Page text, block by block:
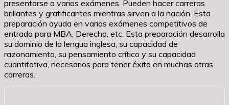
presentarse a varios exámenes. Pueden hacer carreras
brillantes y gratificantes mientras sirven a la nación. Esta
preparación ayuda en varios exámenes competitivos de
entrada para MBA, Derecho, etc. Esta preparación desarrolla
su dominio de la lengua inglesa, su capacidad de
razonamiento, su pensamiento crítico y su capacidad
cuantitativa, necesarios para tener éxito en muchas otras
carreras.